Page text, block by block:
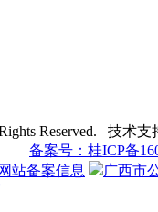
Reserved. 技术支
备案号：桂ICP备
站备案信息
广西市